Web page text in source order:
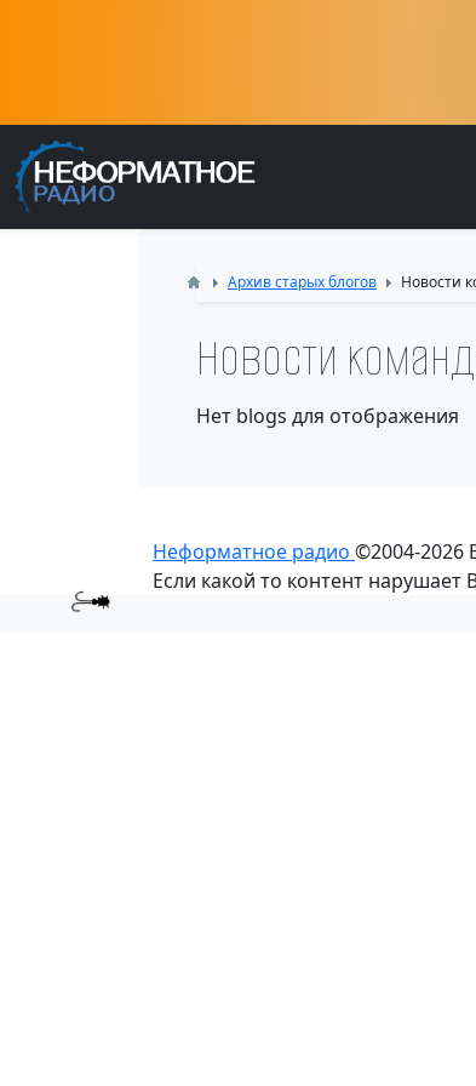
Архив старых блогов Новости
Новости
Нет blogs для отображения
Неформатное радио ©2004-2026
Если какой то контент